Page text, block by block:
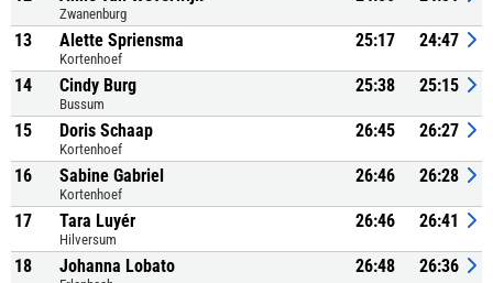
Zwanenburg
13 Alette Spriensma
Kortenhoef
25:17 24:47
14 Cindy Burg
Bussum
25:38 25:15
15 Doris Schaap
Kortenhoef
26:45 26:27
16 Sabine Gabriel
Kortenhoef
26:46 26:28
17 Tara Luyér
Hilversum
26:46 26:41
18 Johanna Lobato 26:48 26:36